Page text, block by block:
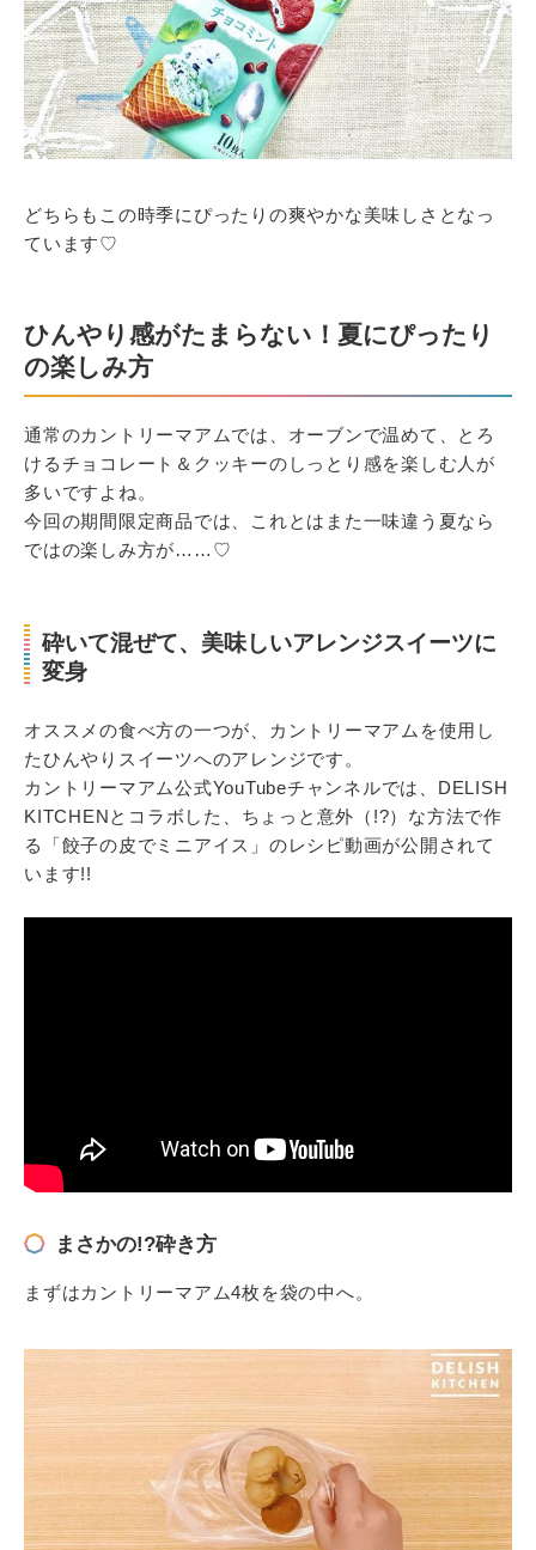
どちらもこの時季にぴったりの爽やかな美味しさとなっ
ています♡
ひんやり感がたまらない！夏にぴったり
の楽しみ方
通常のカントリーマアムでは、オーブンで温めて、とろ
けるチョコレート＆クッキーのしっとり感を楽しむ人が
多いですよね。
今回の期間限定商品では、これとはまた一味違う夏なら
ではの楽しみ方が……♡
砕いて混ぜて、美味しいアレンジスイーツに
変身
オススメの食べ方の一つが、カントリーマアムを使用し
たひんやりスイーツへのアレンジです。
カントリーマアム公式YouTubeチャンネルでは、DELISH
KITCHENとコラボした、ちょっと意外（!?）な方法で作
る「餃子の皮でミニアイス」のレシピ動画が公開されて
います!!
まさかの!?砕き方
まずはカントリーマアム4枚を袋の中へ。